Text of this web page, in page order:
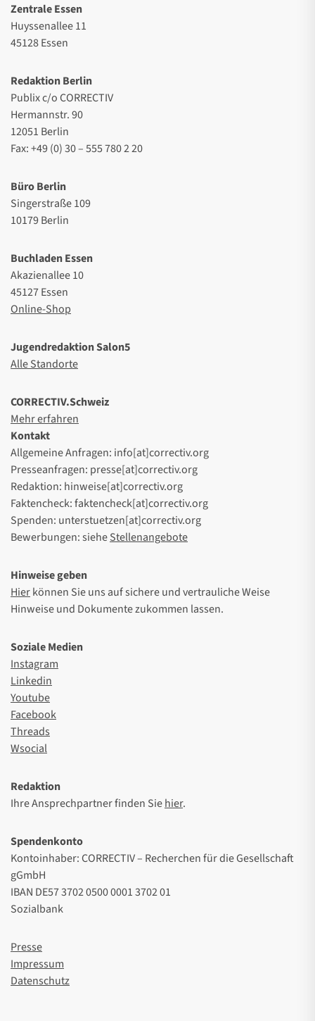
Zentrale Essen
Huyssenallee 11
45128 Essen
Redaktion Berlin
Publix c/o CORRECTIV
Hermannstr. 90
12051 Berlin
Fax: +49 (0) 30 – 555 780 2 20
Büro Berlin
Singerstraße 109
10179 Berlin
Buchladen Essen
Akazienallee 10
45127 Essen
Online-Shop
Jugendredaktion Salon5
Alle Standorte
CORRECTIV.Schweiz
Mehr erfahren
Kontakt
Allgemeine Anfragen: info[at]correctiv.org
Presseanfragen: presse[at]correctiv.org
Redaktion: hinweise[at]correctiv.org
Faktencheck: faktencheck[at]correctiv.org
Spenden: unterstuetzen[at]correctiv.org
Bewerbungen: sieheStellenangebote
Hinweise geben
Hierkönnen Sie uns auf sichere und vertrauliche Weise
Hinweise und Dokumente zukommen lassen.
Soziale Medien
Instagram
Linkedin
Youtube
Facebook
Threads
Wsocial
Redaktion
Ihre Ansprechpartner finden Siehier.
Spendenkonto
Kontoinhaber: CORRECTIV – Recherchen für die Gesellschaft
gGmbH
IBAN DE57 3702 0500 0001 3702 01
Sozialbank
Presse
Impressum
Datenschutz